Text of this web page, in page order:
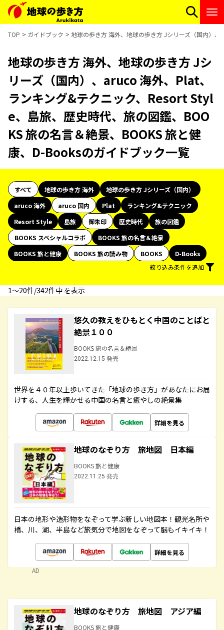
TOP ガイドブック 地球の歩き方 海外、地球の歩き方 Jシリーズ（国内）
地球の歩き方 海外、地球の歩き方 Jシ
リーズ（国内）、aruco 海外、Plat、
ランキング&テクニック、Resort Styl
e、島旅、歴史時代、旅の図鑑、BOO
KS 旅の名言＆絶景、BOOKS 旅と健
康、D-Booksのガイドブック一覧
すべて 地球の歩き方 海外
地球の歩き方 Jシリーズ（国内）
aruco 海外
aruco 国内 Plat
ランキング&テクニック
Resort Style
島旅 御朱印 歴史時代
旅の図鑑
BOOKS スペシャルコラボ
BOOKS 旅の名言＆絶景
BOOKS 旅と健康
BOOKS 旅の読み物 BOOKS
D-Books
絞り込み条件を追加
1〜20件/342件中 を表示
悠久の教えをひもとく中国のことばと
絶景１００
BOOKS 旅の名言＆絶景
2022.12.15 発売
世界を４０年以上歩いてきた「地球の歩き方」があなたにお届
けする、人生を輝かせる中国の名言と癒やしの絶景集
詳細を見る
地球のなぞり方 旅地図 日本編
BOOKS 旅と健康
2022.11.25 発売
日本の地形や造形物をなぞって学ぶ新しい地図本！観光名所や
橋、川、湖、半島など旅気分で地図をなぞって脳もイキイキ！
詳細を見る
AD
地球のなぞり方 旅地図 アジア編
BOOKS 旅と健康